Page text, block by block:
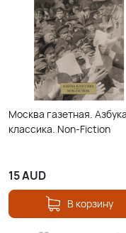
Москва газетная.
классика. Non-Fiction
15AUD
В корзину